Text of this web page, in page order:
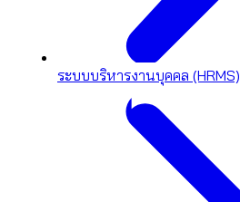
ระบบบริหารงานบุคคล (HRMS)